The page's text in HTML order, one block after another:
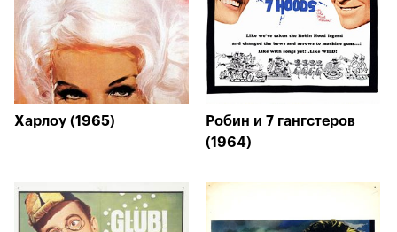
Харлоу (1965)
Робин и 7 гангстеров
(1964)